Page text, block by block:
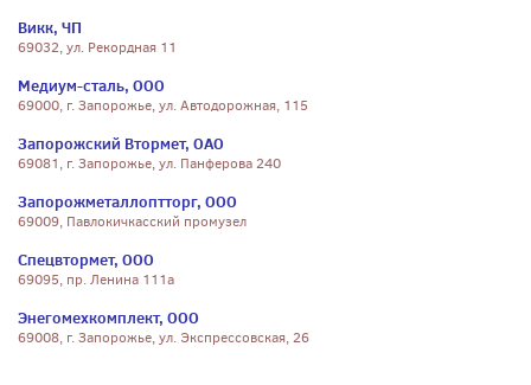
Викк, ЧП
69032, ул. Рекордная 11
Медиум-сталь, ООО
69000, г. Запорожье, ул. Автодорожная, 115
Запорожский Втормет, ОАО
69081, г. Запорожье, ул. Панферова 240
Запорожметаллоптторг, ООО
69009, Павлокичкасский промузел
Спецвтормет, ООО
69095, пр. Ленина 111а
Энегомехкомплект, ООО
69008, г. Запорожье, ул. Экспрессовская, 26